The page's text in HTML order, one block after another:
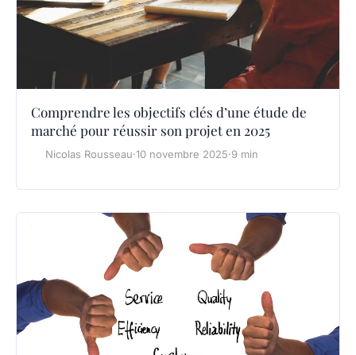
Comprendre les objectifs clés d’une étude de
marché pour réussir son projet en 2025
Nicolas Rousseau·10 novembre 2025·9 min